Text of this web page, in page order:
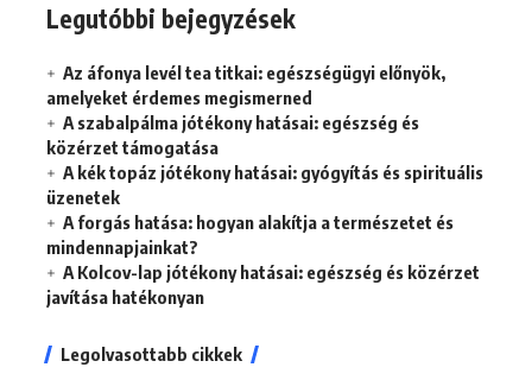
Legutóbbi bejegyzések
Az áfonya levél tea titkai: egészségügyi előnyök,
amelyeket érdemes megismerned
A szabalpálma jótékony hatásai: egészség és
közérzet támogatása
A kék topáz jótékony hatásai: gyógyítás és spirituális
üzenetek
A forgás hatása: hogyan alakítja a természetet és
mindennapjainkat?
A Kolcov-lap jótékony hatásai: egészség és közérzet
javítása hatékonyan
Legolvasottabb cikkek